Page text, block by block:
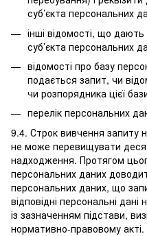
суб’єкта персональних
інші відомості, що
суб’єкта персональних
відомості про базу
подається запит, чи
чи розпорядника цієї
перелік персональних
9.4. Строк вивчення запиту
не може перевищувати
надходження. Протягом
персональних даних
персональних даних, що
відповідні персональні
із зазначенням підстави,
нормативно-правовому акті.